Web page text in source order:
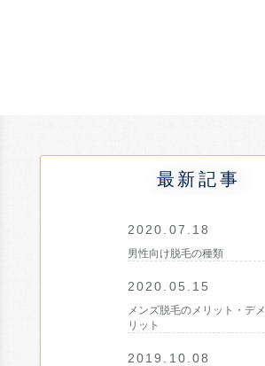
最新記事
2020.07.18
男性向け脱毛の種類
2020.05.15
メンズ脱毛のメリット・デメ
リット
2019.10.08